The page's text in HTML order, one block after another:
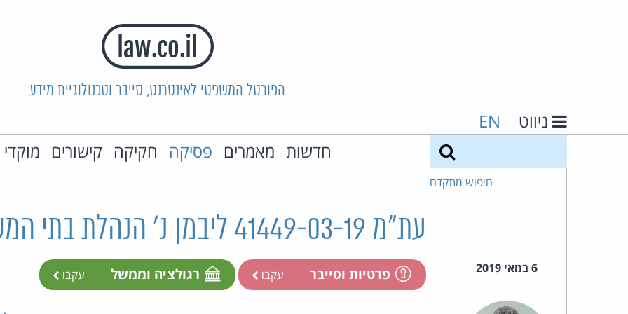
הפורטל המשפטי לאינטרנט, סייבר וטכנולוגיית מידע
ניווט EN
חדשות מאמרים פסיקה חקיקה קישורים
חיפוש מתקדם
עת"מ 41449-03-19 ליבמן נ' הנהלת בתי המשפט ואח'
6 במאי 2019 פרטיות וסייבר עקבו רגולציה וממשל עקבו